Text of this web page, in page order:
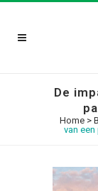
De
Home >
van